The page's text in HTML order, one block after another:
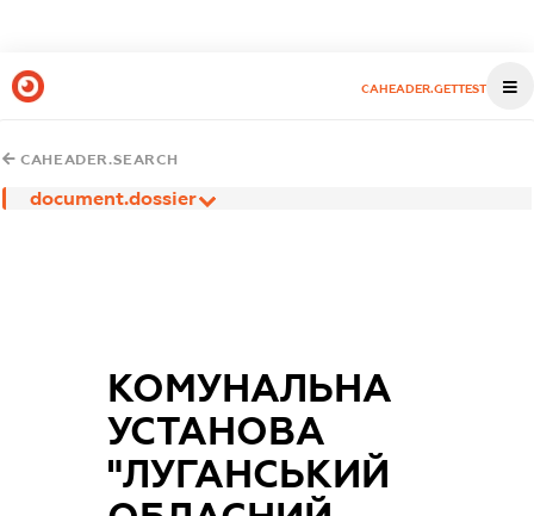
CAHEADER.GETTEST
CAHEADER.SEARCH
document.dossier
КОМУНАЛЬНА
УСТАНОВА
"ЛУГАНСЬКИЙ